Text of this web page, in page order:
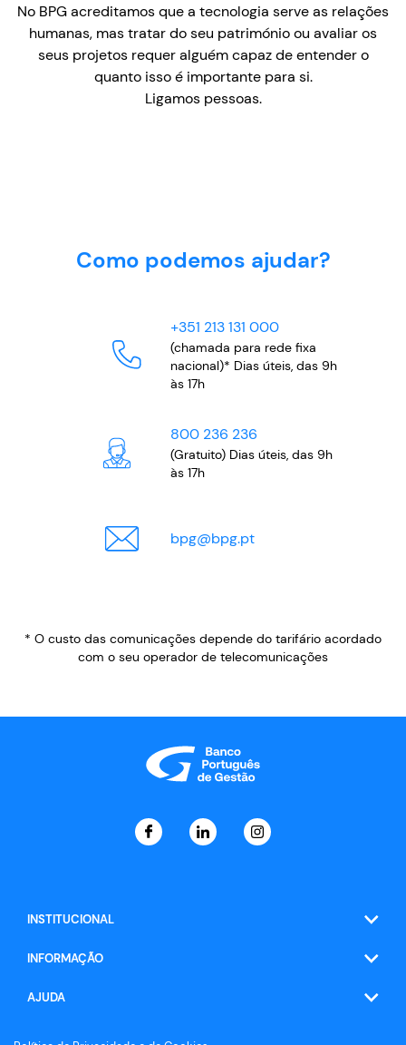
No BPG acreditamos que a tecnologia serve as relações
humanas, mas tratar do seu património ou avaliar os
seus projetos requer alguém capaz de entender o
quanto isso é importante para si.
Ligamos pessoas.
Como podemos ajudar?
+351 213 131 000
(chamada para rede fixa
nacional)* Dias úteis, das 9h
às 17h
800 236 236
(Gratuito) Dias úteis, das 9h
às 17h
bpg@bpg.pt
* O custo das comunicações depende do tarifário acordado
com o seu operador de telecomunicações
INSTITUCIONAL
INFORMAÇÃO
AJUDA